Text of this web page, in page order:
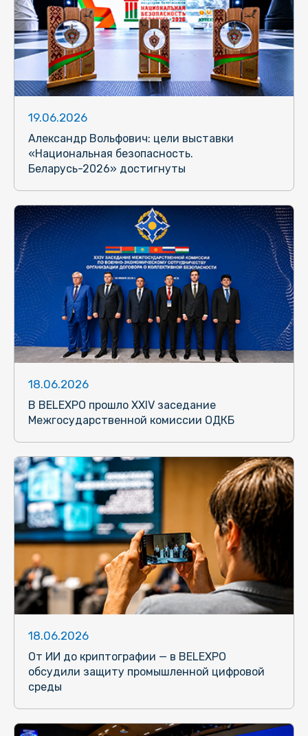
19.06.2026
Александр Вольфович: цели выставки
«Национальная безопасность.
Беларусь-2026» достигнуты
18.06.2026
В BELEXPO прошло XXIV заседание
Межгосударственной комиссии ОДКБ
18.06.2026
От ИИ до криптографии — в BELEXPO
обсудили защиту промышленной цифровой
среды